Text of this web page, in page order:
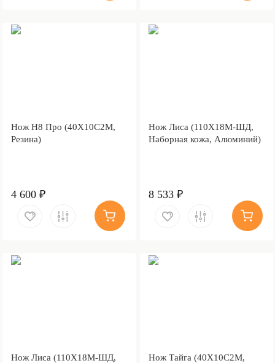
Нож Н8 Про (40Х10С2М,
Резина)
4 600 ₽
Нож Лиса (110Х18М-ШД,
Наборная кожа, Алюминий)
8 533 ₽
Нож Лиса (110Х18М-ШД,
Нож Тайга (40Х10С2М,